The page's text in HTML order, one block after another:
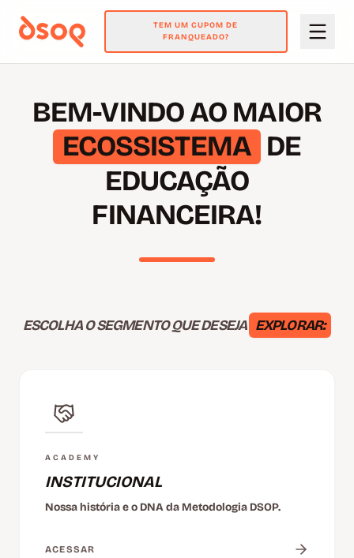
TEM UM CUPOM DE
FRANQUEADO?
BEM-VINDO AO MAIOR
ECOSSISTEMA DE
EDUCAÇÃO
FINANCEIRA!
ESCOLHA O SEGMENTO QUE DESEJA EXPLORAR:
ACADEMY
INSTITUCIONAL
Nossa história e o DNA da Metodologia DSOP.
ACESSAR